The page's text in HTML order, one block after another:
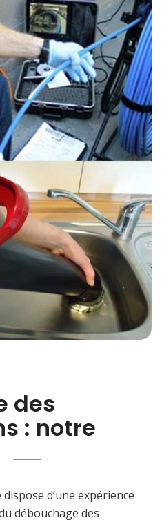
des
: notre
d’une expérience
débouchage des